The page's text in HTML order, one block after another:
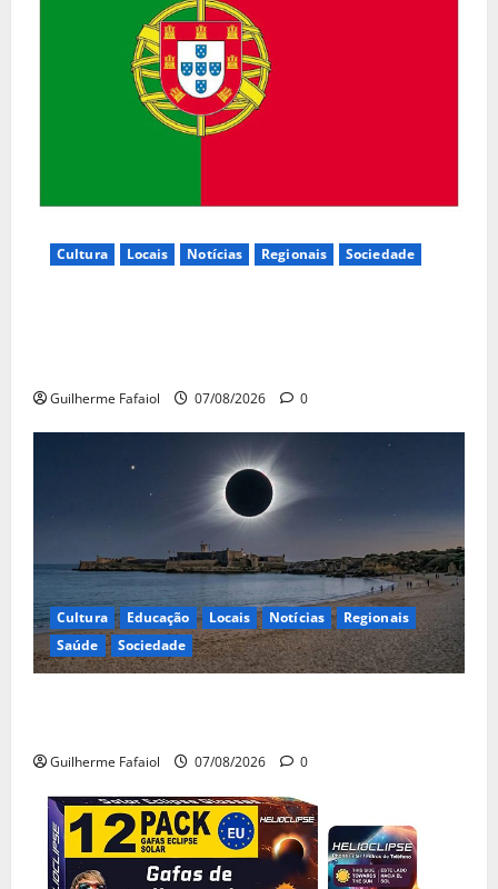
Cultura Locais Notícias Regionais Sociedade
Guilherme Fafaiol 07/08/2026 0
Cultura Educação Locais Notícias
Regionais
Saúde
Sociedade
Guilherme Fafaiol 07/08/2026 0